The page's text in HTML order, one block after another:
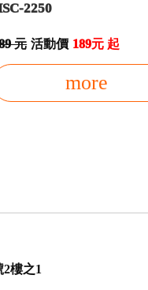
2250
元 活動價 189元 起
more
樓之1